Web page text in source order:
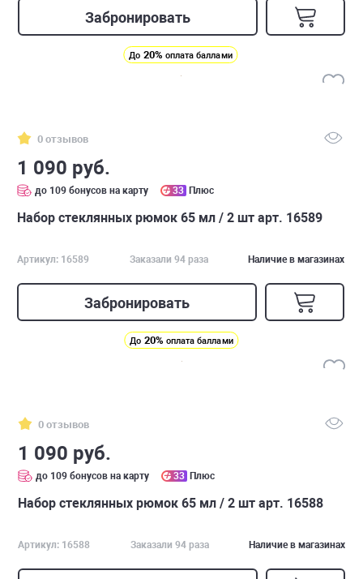
Забронировать
До 20% оплата баллами
0 отзывов
1 090 руб.
до 109 бонусов на карту 33 Плюс
Набор стеклянных рюмок 65 мл / 2 шт арт. 16589
Артикул: 16589 Заказали 94 раза Наличие в магазинах
Забронировать
До 20% оплата баллами
0 отзывов
1 090 руб.
до 109 бонусов на карту 33 Плюс
Набор стеклянных рюмок 65 мл / 2 шт арт. 16588
Артикул: 16588 Заказали 94 раза Наличие в магазинах